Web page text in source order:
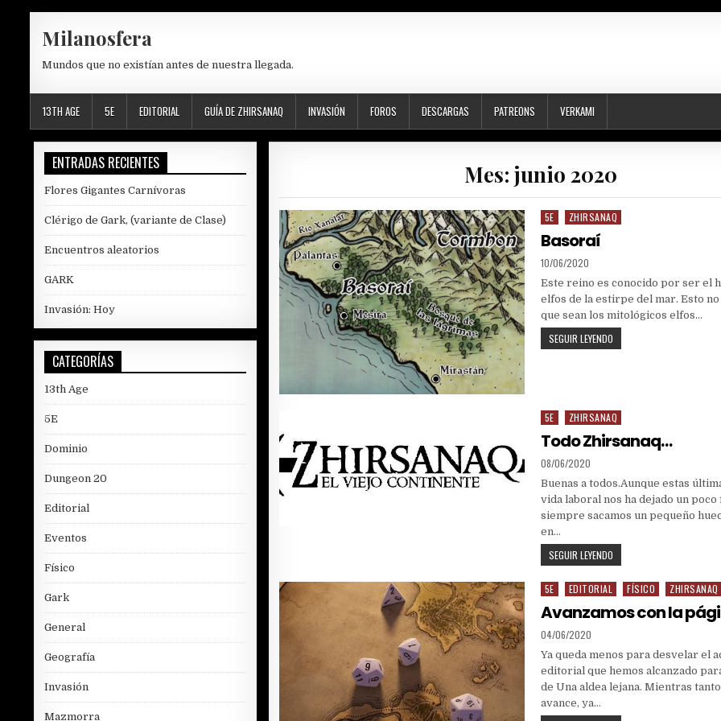
Milanosfera
Mundos que no existían antes de nuestra llegada.
13TH AGE 5E EDITORIAL GUÍA DE ZHIRSANAQ INVASIÓN FOROS DESCARGAS PATREONS VERKAMI
Mes: junio 2020
Posted
in
5E ZHIRSANAQ
Basoraí
PUBLISHED
DATE:
10/06/2020
Este reino es conocido por ser el
elfos de la estirpe del mar. Esto
que sean los mitológicos elfos…
SEGUIR LEYENDOBASORAÍ
Posted
in
5E ZHIRSANAQ
Todo Zhirsanaq…
PUBLISHED
DATE:
08/06/2020
Buenas a todos.Aunque estas
vida laboral nos ha dejado un
siempre sacamos un pequeño
en…
SEGUIR LEYENDOTODO
ZHIRSANAQ…
Posted
in
5E EDITORIAL FÍSICO ZHIRSANAQ
Avanzamos con la
PUBLISHED
DATE:
04/06/2020
Ya queda menos para desvelar el
editorial que hemos alcanzado
de Una aldea lejana. Mientras
avance, ya…
ENTRADAS RECIENTES
Flores Gigantes Carnívoras
Clérigo de Gark, (variante de Clase)
Encuentros aleatorios
GARK
Invasión: Hoy
CATEGORÍAS
13th Age
5E
Dominio
Dungeon 20
Editorial
Eventos
Físico
Gark
General
Geografía
Invasión
Mazmorra